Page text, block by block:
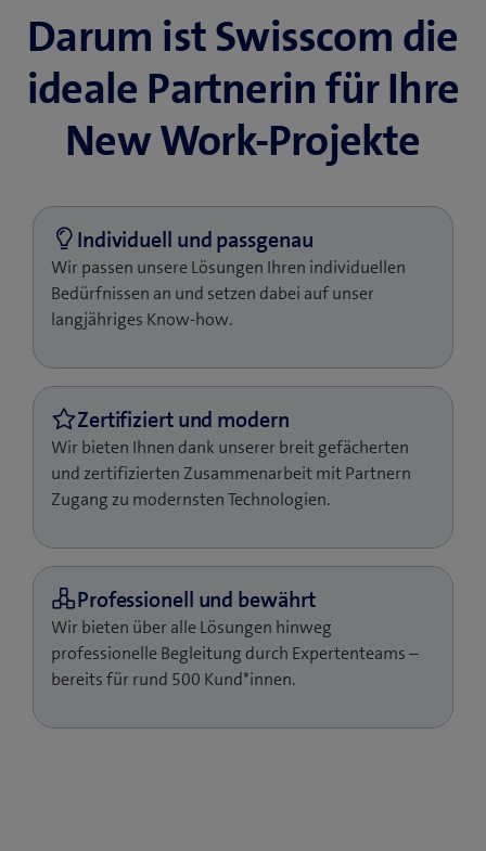
Darum ist Swisscom die
ideale Partnerin für Ihre
New Work-Projekte
Wir passen unsere Lösungen Ihren individuellen
Bedürfnissen an und setzen dabei auf unser
langjähriges Know-how.
Wir bieten Ihnen dank unserer breit gefächerten
und zertifizierten Zusammenarbeit mit Partnern
Zugang zu modernsten Technologien.
Wir bieten über alle Lösungen hinweg
professionelle Begleitung durch Expertenteams –
bereits für rund 500 Kund*innen.